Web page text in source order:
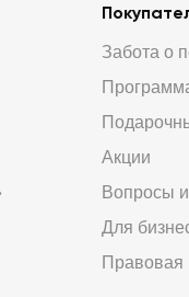
Забота о
Акции
Вопросы
Для